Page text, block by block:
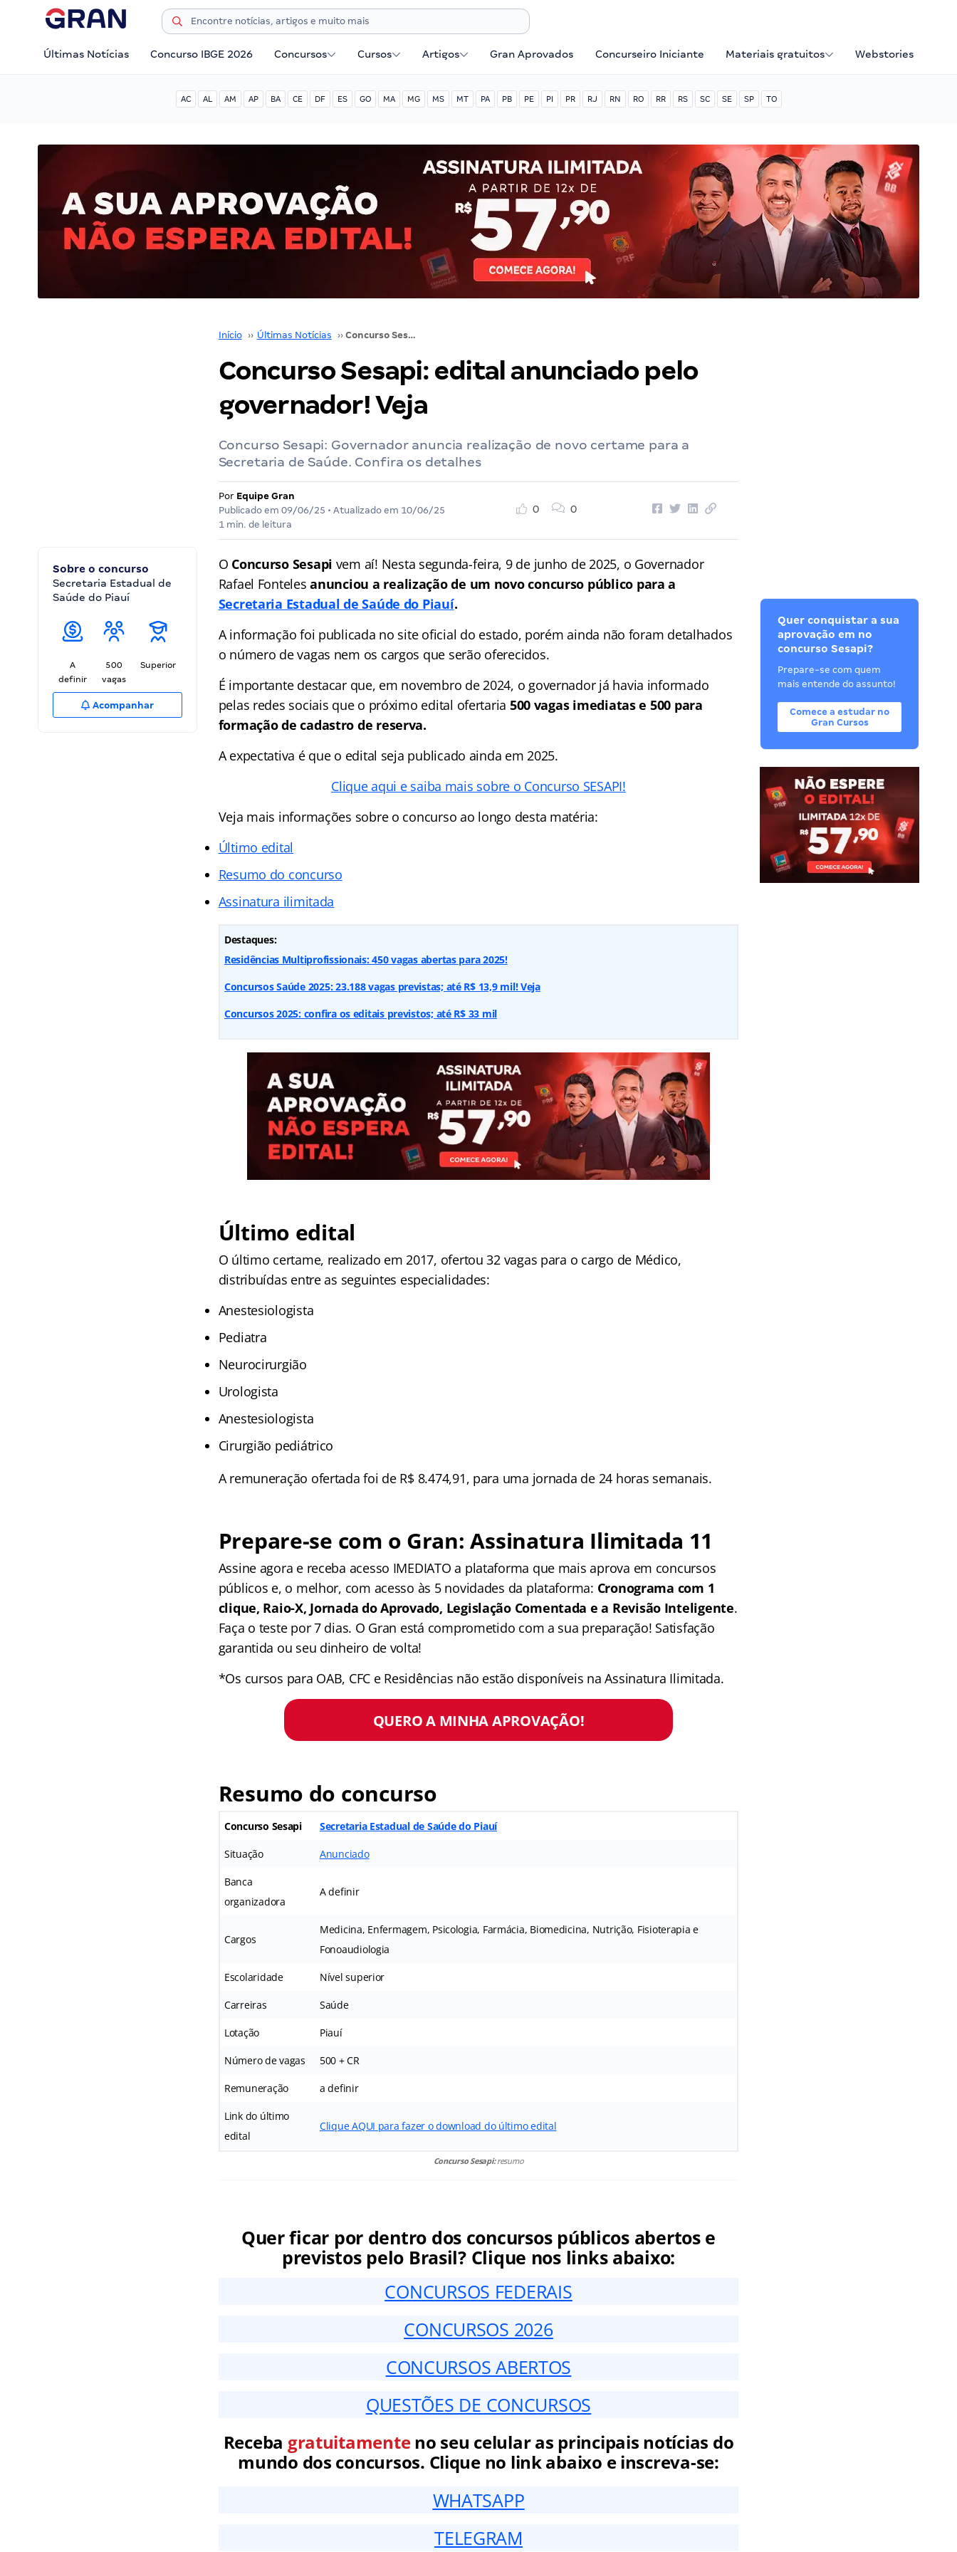
Últimas Notícias Concurso IBGE 2026 Concursos Cursos Artigos Gran Aprovados Concurseiro Iniciante Materiais gratuitos Webstories
AC AL AM AP BA CE DF ES GO MA MG MS MT PA PB PE PI PR RJ RN RO RR RS SC SE SP TO
Início ›› Últimas Notícias ›› Concurso Sesapi: edital anunciado pelo governador! Veja
Concurso Sesapi: edital anunciado pelo
governador! Veja
Concurso Sesapi: Governador anuncia realização de novo certame para a
Secretaria de Saúde. Confira os detalhes
Por Equipe Gran
Publicado em 09/06/25 • Atualizado em 10/06/25
1 min. de leitura
0 0
Sobre o concurso
Secretaria Estadual de
Saúde do Piauí
A
definir
500
vagas
Superior
Acompanhar
O Concurso Sesapi vem aí! Nesta segunda-feira, 9 de junho de 2025, o Governador
Rafael Fontelesanunciou a realização de um novo concurso público para a
Secretaria Estadual de Saúde do Piauí.
A informação foi publicada no site oficial do estado, porém ainda não foram detalhados
o número de vagas nem os cargos que serão oferecidos.
É importante destacar que, em novembro de 2024, o governador já havia informado
pelas redes sociais que o próximo edital ofertaria 500 vagas imediatas e 500 para
formação de cadastro de reserva.
A expectativa é que o edital seja publicado ainda em 2025.
Clique aqui e saiba mais sobre o Concurso SESAPI!
Veja mais informações sobre o concurso ao longo desta matéria:
Último edital
Resumo do concurso
Assinatura ilimitada
Destaques:
Residências Multiprofissionais: 450 vagas abertas para 2025!
Concursos Saúde 2025: 23.188 vagas previstas; até R$ 13,9 mil! Veja
Concursos 2025: confira os editais previstos; até R$ 33 mil
Último edital
O último certame, realizado em 2017, ofertou 32 vagas para o cargo de Médico,
distribuídas entre as seguintes especialidades:
Anestesiologista
Pediatra
Neurocirurgião
Urologista
Anestesiologista
Cirurgião pediátrico
A remuneração ofertada foi de R$ 8.474,91, para uma jornada de 24 horas semanais.
Prepare-se com o Gran: Assinatura Ilimitada 11
Assine agora e receba acesso IMEDIATO a plataforma que mais aprova em concursos
públicos e, o melhor, com acesso às 5 novidades da plataforma: Cronograma com 1
clique, Raio-X, Jornada do Aprovado, Legislação Comentada e a Revisão Inteligente.
Faça o teste por 7 dias. O Gran está comprometido com a sua preparação! Satisfação
garantida ou seu dinheiro de volta!
*Os cursos para OAB, CFC e Residências não estão disponíveis na Assinatura Ilimitada.
QUERO A MINHA APROVAÇÃO!
Resumo do concurso
Concurso Sesapi Secretaria Estadual de Saúde do Piauí
Situação Anunciado
Banca
organizadora
A definir
Cargos
Medicina, Enfermagem, Psicologia, Farmácia, Biomedicina, Nutrição, Fisioterapia e
Fonoaudiologia
Escolaridade Nível superior
Carreiras Saúde
Lotação Piauí
Número de vagas 500 + CR
Remuneração a definir
Link do último
edital
Clique AQUI para fazer o download do último edital
Concurso Sesapi:resumo
Quer ficar por dentro dos concursos públicos abertos e
previstos pelo Brasil? Clique nos links abaixo:
CONCURSOS FEDERAIS
CONCURSOS 2026
CONCURSOS ABERTOS
QUESTÕES DE CONCURSOS
Receba gratuitamenteno seu celular as principais notícias do
mundo dos concursos. Clique no link abaixo e inscreva-se:
WHATSAPP
TELEGRAM
Quer conquistar a sua
aprovação em no
concurso Sesapi?
Prepare-se com quem
mais entende do assunto!
Comece a estudar no
Gran Cursos